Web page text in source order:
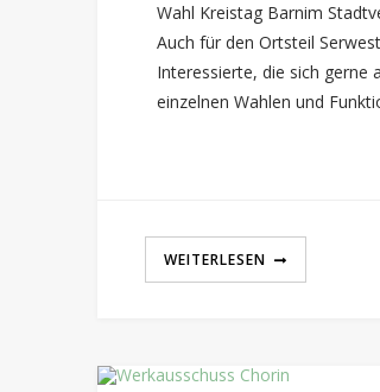
Wahl Kreistag Barnim
Auch für den Ortsteil
Interessierte, die sich
einzelnen Wahlen und
WEITERLESEN